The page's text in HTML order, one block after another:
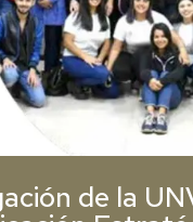
de la